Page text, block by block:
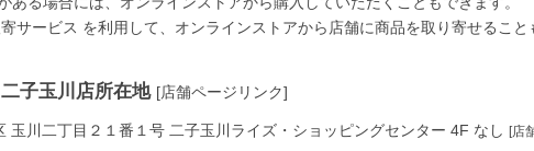
サービス を利用して、オンラインストアから店舗に商品を取り寄せるこ
子玉川店所在地 [店舗ページリンク]
玉川二丁目２１番１号 二子玉川ライズ・ショッピングセンター 4F なし [店